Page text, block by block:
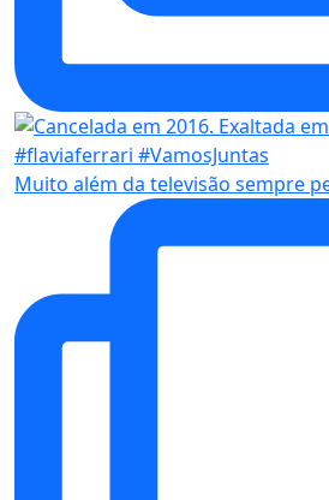
Muito além da televisão sempre